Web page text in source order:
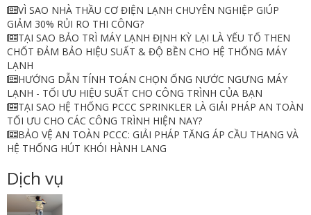
VÌ SAO NHÀ THẦU CƠ ĐIỆN LẠNH CHUYÊN NGHIỆP GIÚP
GIẢM 30% RỦI RO THI CÔNG?
TẠI SAO BẢO TRÌ MÁY LẠNH ĐỊNH KỲ LẠI LÀ YẾU TỐ THEN
CHỐT ĐẢM BẢO HIỆU SUẤT & ĐỘ BỀN CHO HỆ THỐNG MÁY
LẠNH
HƯỚNG DẪN TÍNH TOÁN CHỌN ỐNG NƯỚC NGƯNG MÁY
LẠNH - TỐI ƯU HIỆU SUẤT CHO CÔNG TRÌNH CỦA BẠN
TẠI SAO HỆ THỐNG PCCC SPRINKLER LÀ GIẢI PHÁP AN TOÀN
TỐI ƯU CHO CÁC CÔNG TRÌNH HIỆN NAY?
BẢO VỆ AN TOÀN PCCC: GIẢI PHÁP TĂNG ÁP CẦU THANG VÀ
HỆ THỐNG HÚT KHÓI HÀNH LANG
Dịch vụ